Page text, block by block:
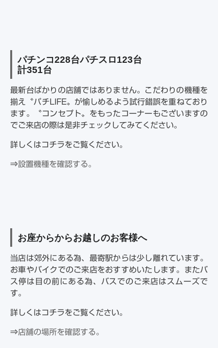
パチンコ228台パチスロ123台
計351台
最新台ばかりの店舗ではありません。こだわりの機種を
揃え〝パチLIFE〟が愉しめるよう試行錯誤を重ねており
ます。〝コンセプト〟をもったコーナーもございますの
でご来店の際は是非チェックしてみてください。
詳しくはコチラをご覧ください。
⇒設置機種を確認する。
お座からからお越しのお客様へ
当店は郊外にある為、最寄駅からは少し離れています。
お車やバイクでのご来店をおすすめいたします。またバ
ス停は目の前にある為、バスでのご来店はスムーズで
す。
詳しくはコチラをご覧ください。
⇒店舗の場所を確認する。